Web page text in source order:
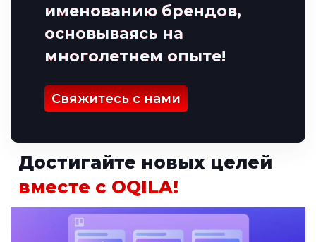
именованию брендов,
основываясь на
многолетнем опыте!
Свяжитесь с нами
Достигайте новых целей
вместе с OQILA!